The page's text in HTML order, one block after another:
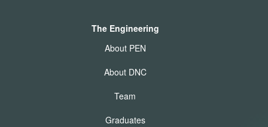
The Engineering
About PEN
About DNC
Team
Graduates